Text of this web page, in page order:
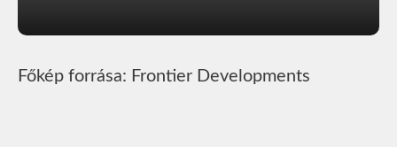
Főkép forrása: Frontier Developments